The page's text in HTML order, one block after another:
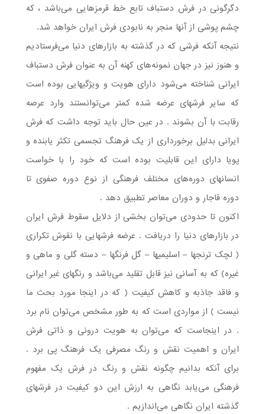
دگرگونی در فرش دستباف تابع خط قرمزهایی می‌باشد ، که
چشم پوشی از آنها منجر به نابودی فرش ایران خواهد شد.
نتیجه آنکه فرشی که در گذشته به بازارهای دنیا می‌فرستادیم
و هنوز نیز در جهان نمونه‌ها‌ی کهنه آن به عنوان فرش دستباف
ایرانی شناخته می‌شود دارای هویت و ویژگیهایی بوده است
که سایر فرشهای عرضه شده کمتر می‌توانستند وارد عرصه
رقابت با آن بشوند . در عین حال باید توجه داشت که فرش
ایرانی بدلیل برخورداری از یک فرهنگ تجسمی تکثر یابنده و
پویا دارای این قابلیت بوده است که خود را با خواست
انسانهای دوره‌های مختلف فرهنگی از نوع دوره صفوی تا
دوره قاجار و دوران معاصر تطبیق دهد .
اکنون تا حدودی می‌توان بخشی از دلایل سقوط فرش ایران
در بازارهای دنیا را دریافت . عرضه فرشهایی با نقوش تکراری
( لچک ترنجها – اسلیمیها – گل فرنگها – دسته گلی و ماهی و
غیره) که به آسانی نیز قابل تقلید می‌باشد و رنگهای غیر ایرانی
و فاقد جاذبه و کاهش کیفیت ( که در اینجا مورد بحث ما
نیست ) از مواردی است که به طور مشخص می‌توان نام برد
. در اینجاست که می‌توان به هویت درونی و ذاتی فرش
ایران و اهمیت نقش و رنگ مصرفی یک فرهنگ پی برد .
برای آنکه بدانیم چگونه نقش و رنگ در فرش یک مفهوم
فرهنگی می‌یابد نگاهی به ارزش این دو کیفیت در فرشهای
گذشته ایران نگاهی می‌اندازیم .